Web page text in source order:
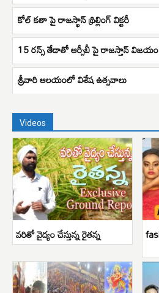
కోల్ కతా పై రాజస్థాన్ థ్రిల్లింగ్ విక్టరీ
15 రన్స్ తేడాతో ఆర్సీబీ పై రాజస్తాన్ విజయం
శ్రీవారి ఆలయంలో విశేష ఉత్సవాలు
Videos
వరితో వైద్యం చేస్తున్న రైతన్న